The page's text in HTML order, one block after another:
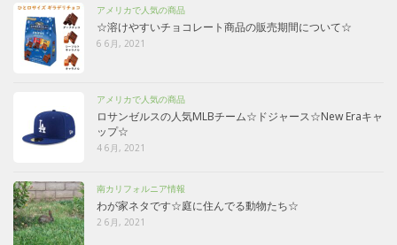
アメリカで人気の商品
☆溶けやすいチョコレート商品の販売期間について☆
6 6月, 2021
アメリカで人気の商品
ロサンゼルスの人気MLBチーム☆ドジャース☆New Eraキャ
ップ☆
4 6月, 2021
南カリフォルニア情報
わが家ネタです☆庭に住んでる動物たち☆
2 6月, 2021